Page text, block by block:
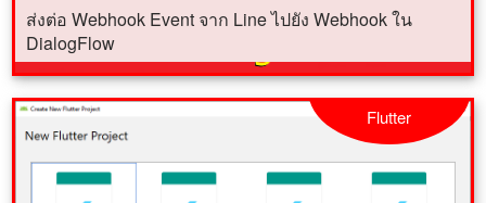
ส่งต่อ Webhook Event จาก Line ไปยัง Webhook ใน
DialogFlow
Flutter